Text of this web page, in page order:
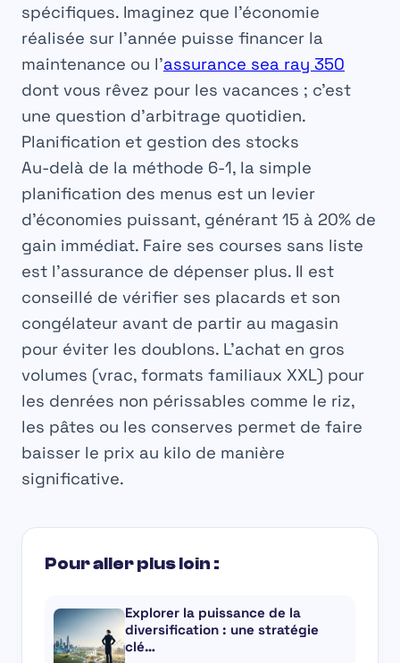
spécifiques. Imaginez que l’économie
réalisée sur l’année puisse financer la
maintenance ou l’assurance sea ray 350
dont vous rêvez pour les vacances ; c’est
une question d’arbitrage quotidien.
Planification et gestion des stocks
Au-delà de la méthode 6-1, la simple
planification des menus est un levier
d’économies puissant, générant 15 à 20% de
gain immédiat. Faire ses courses sans liste
est l’assurance de dépenser plus. Il est
conseillé de vérifier ses placards et son
congélateur avant de partir au magasin
pour éviter les doublons. L’achat en gros
volumes (vrac, formats familiaux XXL) pour
les denrées non périssables comme le riz,
les pâtes ou les conserves permet de faire
baisser le prix au kilo de manière
significative.
Pour aller plus loin :
Explorer la puissance de la
diversification : une stratégie
clé…